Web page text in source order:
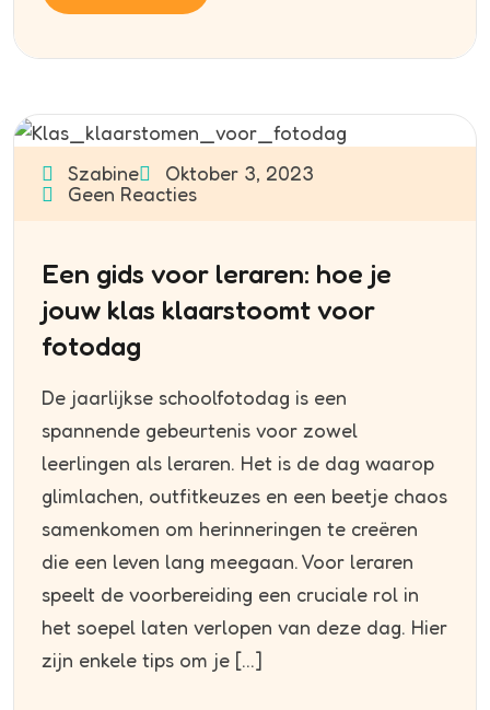
Szabine
Oktober 3, 2023
Geen Reacties
Een gids voor leraren: hoe je
jouw klas klaarstoomt voor
fotodag
De jaarlijkse schoolfotodag is een
spannende gebeurtenis voor zowel
leerlingen als leraren. Het is de dag waarop
glimlachen, outfitkeuzes en een beetje chaos
samenkomen om herinneringen te creëren
die een leven lang meegaan. Voor leraren
speelt de voorbereiding een cruciale rol in
het soepel laten verlopen van deze dag. Hier
zijn enkele tips om je […]